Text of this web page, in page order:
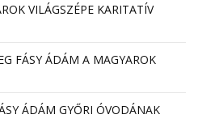
VILÁGSZÉPE KARITATÍV
FÁSY ÁDÁM A MAGYAROK
ÁDÁM GYŐRI ÓVODÁNAK